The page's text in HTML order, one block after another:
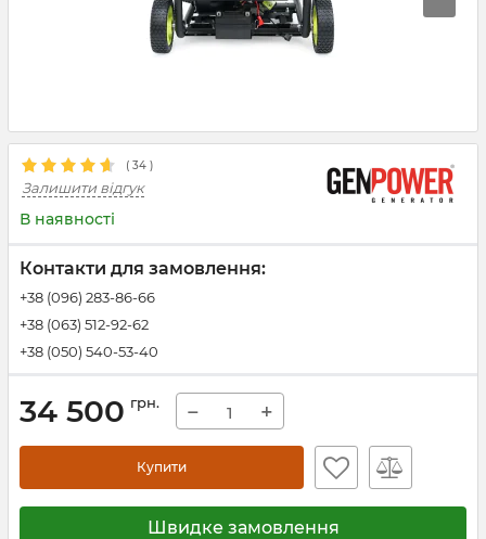
( 34 )
Залишити відгук
В наявності
Контакти для замовлення:
+38 (096) 283-86-66
+38 (063) 512-92-62
+38 (050) 540-53-40
34 500 грн. − +
Купити
Швидке замовлення